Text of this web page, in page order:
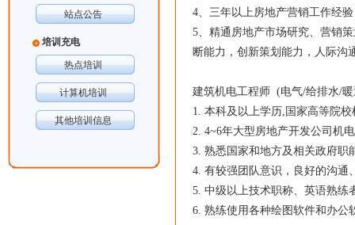
站点公告
培训充电
热点培训
计算机培训
其他培训信息
4、三年以上房地产营销工作经
5、精通房地产市场研究、营销
断能力，创新策划能力，人际沟
建筑机电工程师 (电气/给排水/
1. 本科及以上学历,国家高等院
2. 4~6年大型房地产开发公司机
3. 熟悉国家和地方及相关政府职
4. 有较强团队意识，良好的沟通
5. 中级以上技术职称、英语熟练
6. 熟练使用各种绘图软件和办公